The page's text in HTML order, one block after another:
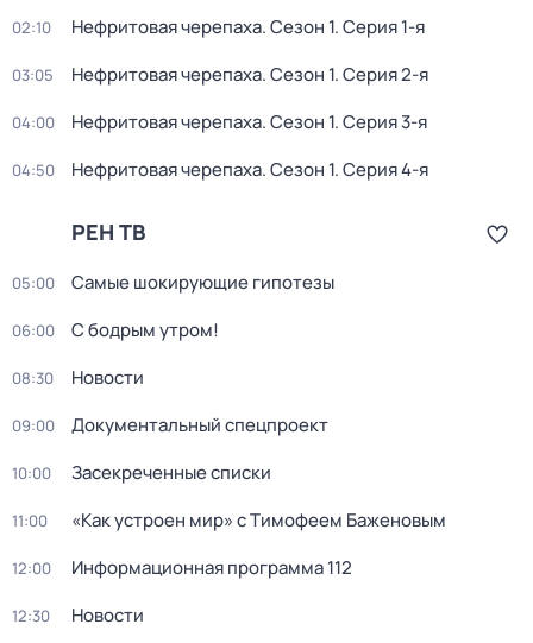
02:10 Нефритовая черепаха. Сезон 1. Серия 1-я
03:05 Нефритовая черепаха. Сезон 1. Серия 2-я
04:00 Нефритовая черепаха. Сезон 1. Серия 3-я
04:50 Нефритовая черепаха. Сезон 1. Серия 4-я
РЕН ТВ
05:00 Самые шoкиpующие гипотезы
06:00 С бодрым утром!
08:30 Новости
09:00 Документальный спецпроект
10:00 Заcекрeченные списки
11:00 «Как устроен мир» с Тимофеем Баженовым
12:00 Информационная программа 112
12:30 Новости